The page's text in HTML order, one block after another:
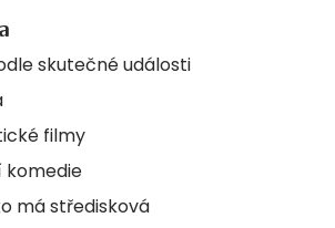
skutečné události
filmy
komedie
má středisková